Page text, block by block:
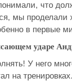
что
мы
в первые
ударе
У него
на